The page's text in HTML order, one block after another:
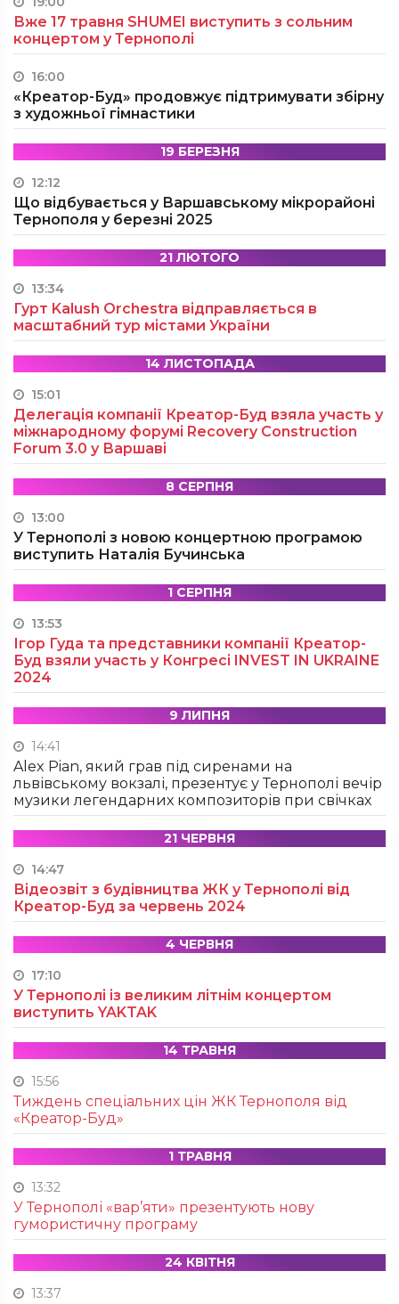
Вже 17 травня SHUMEI виступить з сольним
концертом у Тернополі
16:00
«Креатор-Буд» продовжує підтримувати збірну
з художньої гімнастики
19 БЕРЕЗНЯ
12:12
Що відбувається у Варшавському мікрорайоні
Тернополя у березні 2025
21 ЛЮТОГО
13:34
Гурт Kalush Orchestra відправляється в
масштабний тур містами України
14 ЛИСТОПАДА
15:01
Делегація компанії Креатор-Буд взяла участь у
міжнародному форумі Recovery Construction
Forum 3.0 у Варшаві
8 СЕРПНЯ
13:00
У Тернополі з новою концертною програмою
виступить Наталія Бучинська
1 СЕРПНЯ
13:53
Ігор Гуда та представники компанії Креатор-
Буд взяли участь у Конгресі INVEST IN UKRAINE
2024
9 ЛИПНЯ
14:41
Alex Pian, який грав під сиренами на
львівському вокзалі, презентує у Тернополі вечір
музики легендарних композиторів при свічках
21 ЧЕРВНЯ
14:47
Відеозвіт з будівництва ЖК у Тернополі від
Креатор-Буд за червень 2024
4 ЧЕРВНЯ
17:10
У Тернополі із великим літнім концертом
виступить YAKTAK
14 ТРАВНЯ
15:56
Тиждень спеціальних цін ЖК Тернополя від
«Креатор-Буд»
1 ТРАВНЯ
13:32
У Тернополі «вар’яти» презентують нову
гумористичну програму
24 КВІТНЯ
13:37